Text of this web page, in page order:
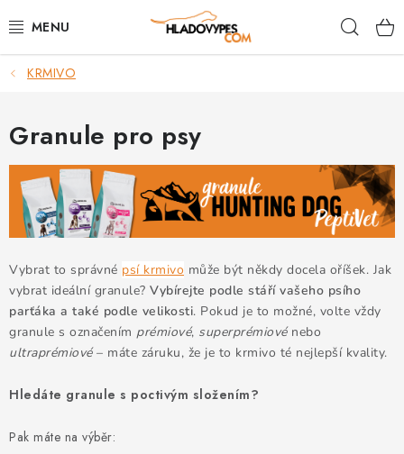
na
POTŘEBY PRO PSY
TAMI PŘEPRAVNÍ BOXY
SPORT SE PSEM
BACK ON TRACK
FAQ
VĚRNOSTNÍ PROGRAM
ZNAČKY
PRODEJNA
KRMIVO
Granule pro psy
Vybrat to správné psí krmivo může být někdy docela oříšek. Jak
vybrat ideální granule? Vybírejte podle stáří vašeho psího
parťáka a také podle velikosti. Pokud je to možné, volte vždy
granule s označením prémiové, superprémiovénebo
ultraprémiové– máte záruku, že je to krmivo té nejlepší kvality.
Hledáte granule s poctivým složením?
Pak máte na výběr: